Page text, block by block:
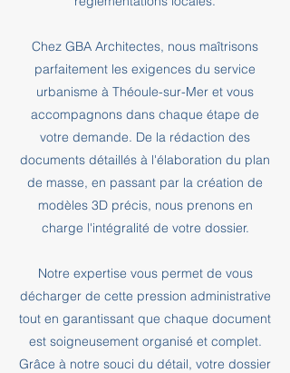
Chez GBA Architectes, nous maîtrisons
parfaitement les exigences du service
urbanisme à Théoule-sur-Mer et vous
accompagnons dans chaque étape de
votre demande. De la rédaction des
documents détaillés à l'élaboration du plan
de masse, en passant par la création de
modèles 3D précis, nous prenons en
charge l'intégralité de votre dossier.
Notre expertise vous permet de vous
décharger de cette pression administrative
tout en garantissant que chaque document
est soigneusement organisé et complet.
Grâce à notre souci du détail, votre dossier